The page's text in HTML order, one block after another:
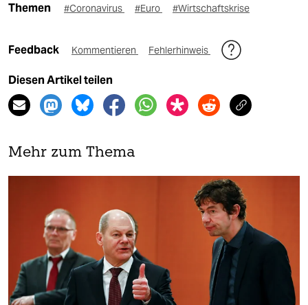
Themen #Coronavirus #Euro #Wirtschaftskrise
Feedback Kommentieren Fehlerhinweis
Diesen Artikel teilen
Mehr zum Thema